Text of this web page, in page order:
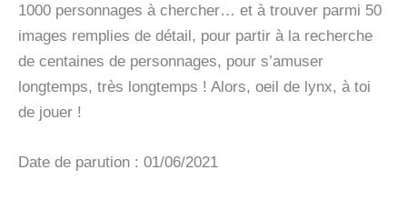
1000 personnages à chercher… et à trouver parmi 50
images remplies de détail, pour partir à la recherche
de centaines de personnages, pour s’amuser
longtemps, très longtemps ! Alors, oeil de lynx, à toi
de jouer !
Date de parution : 01/06/2021